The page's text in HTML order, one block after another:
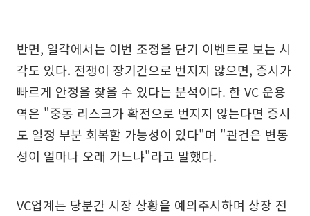
반면, 일각에서는 이번 조정을 단기 이벤트로 보는 시
각도 있다. 전쟁이 장기간으로 번지지 않으면, 증시가
빠르게 안정을 찾을 수 있다는 분석이다. 한 VC 운용
역은 "중동 리스크가 확전으로 번지지 않는다면 증시
도 일정 부분 회복할 가능성이 있다"며 "관건은 변동
성이 얼마나 오래 가느냐"라고 말했다.
VC업계는 당분간 시장 상황을 예의주시하며 상장 전